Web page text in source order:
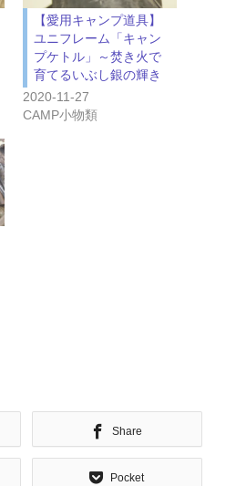
【愛用キャンプ道具】
ユニフレーム「キャン
プケトル」～焚き火で
育てるいぶし銀の輝き
2020-11-27
CAMP小物類
Share
Pocket